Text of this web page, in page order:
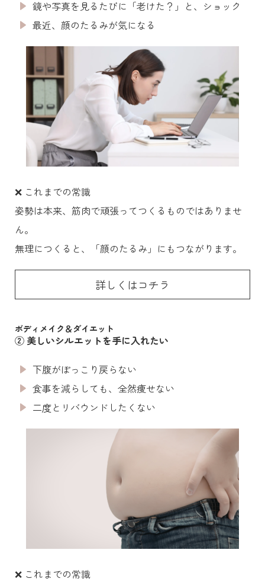
鏡や写真を見るたびに「老けた？」と、ショック
最近、顔のたるみが気になる
❌ これまでの常識
姿勢は本来、筋肉で頑張ってつくるものではありませ
ん。
無理につくると、「顔のたるみ」にもつながります。
詳しくはコチラ
ボディメイク＆ダイエット
② 美しいシルエットを手に入れたい
下腹がぽっこり戻らない
食事を減らしても、全然痩せない
二度とリバウンドしたくない
❌ これまでの常識